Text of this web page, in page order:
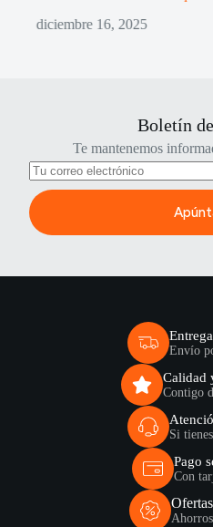
diciembre 16, 2025
Boletín
Te mantenemos
Envío
Calidad
Contigo
Si
Pago
Con
Ofertas